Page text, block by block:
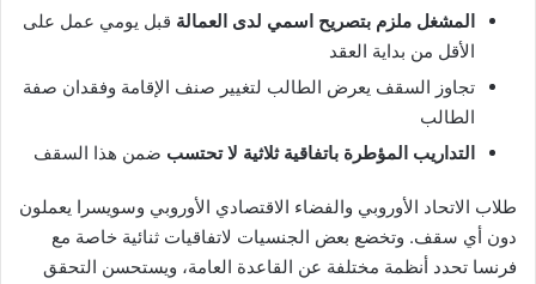
المشغل ملزم بتصريح اسمي لدى العمالة قبل يومي عمل على
الأقل من بداية العقد
تجاوز السقف يعرض الطالب لتغيير صنف الإقامة وفقدان صفة
الطالب
التداريب المؤطرة باتفاقية ثلاثية لا تحتسب ضمن هذا السقف
طلاب الاتحاد الأوروبي والفضاء الاقتصادي الأوروبي وسويسرا يعملون
دون أي سقف. وتخضع بعض الجنسيات لاتفاقيات ثنائية خاصة مع
فرنسا تحدد أنظمة مختلفة عن القاعدة العامة، ويستحسن التحقق